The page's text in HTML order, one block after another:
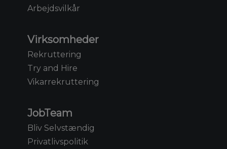
Arbejdsvilkår
Virksomheder
Rekruttering
Try and Hire
Vikarrekruttering
JobTeam
Bliv Selvstændig
Privatlivspolitik